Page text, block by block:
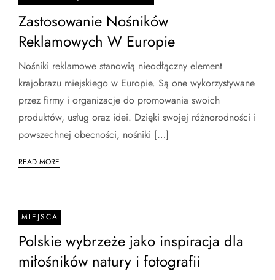
Zastosowanie Nośników
Reklamowych W Europie
Nośniki reklamowe stanowią nieodłączny element
krajobrazu miejskiego w Europie. Są one wykorzystywane
przez firmy i organizacje do promowania swoich
produktów, usług oraz idei. Dzięki swojej różnorodności i
powszechnej obecności, nośniki […]
READ MORE
MIEJSCA
Polskie wybrzeże jako inspiracja dla
miłośników natury i fotografii